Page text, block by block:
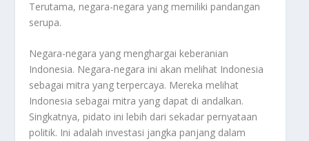
Terutama, negara-negara yang memiliki pandangan
serupa.
Negara-negara yang menghargai keberanian
Indonesia. Negara-negara ini akan melihat Indonesia
sebagai mitra yang terpercaya. Mereka melihat
Indonesia sebagai mitra yang dapat di andalkan.
Singkatnya, pidato ini lebih dari sekadar pernyataan
politik. Ini adalah investasi jangka panjang dalam